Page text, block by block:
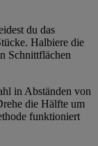
du das
Halbiere die
Schnittflächen
in Abständen von
die Hälfte um
funktioniert